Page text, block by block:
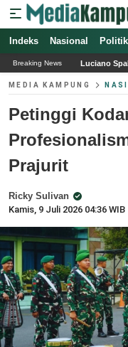
Indeks Nasional Politik
Breaking News
Spalletti Ungkap Tantangan
MEDIA KAMPUNG
Petinggi
Prajurit
Ricky Sulivan
Kamis, 9 Juli 2026 04:36 WIB